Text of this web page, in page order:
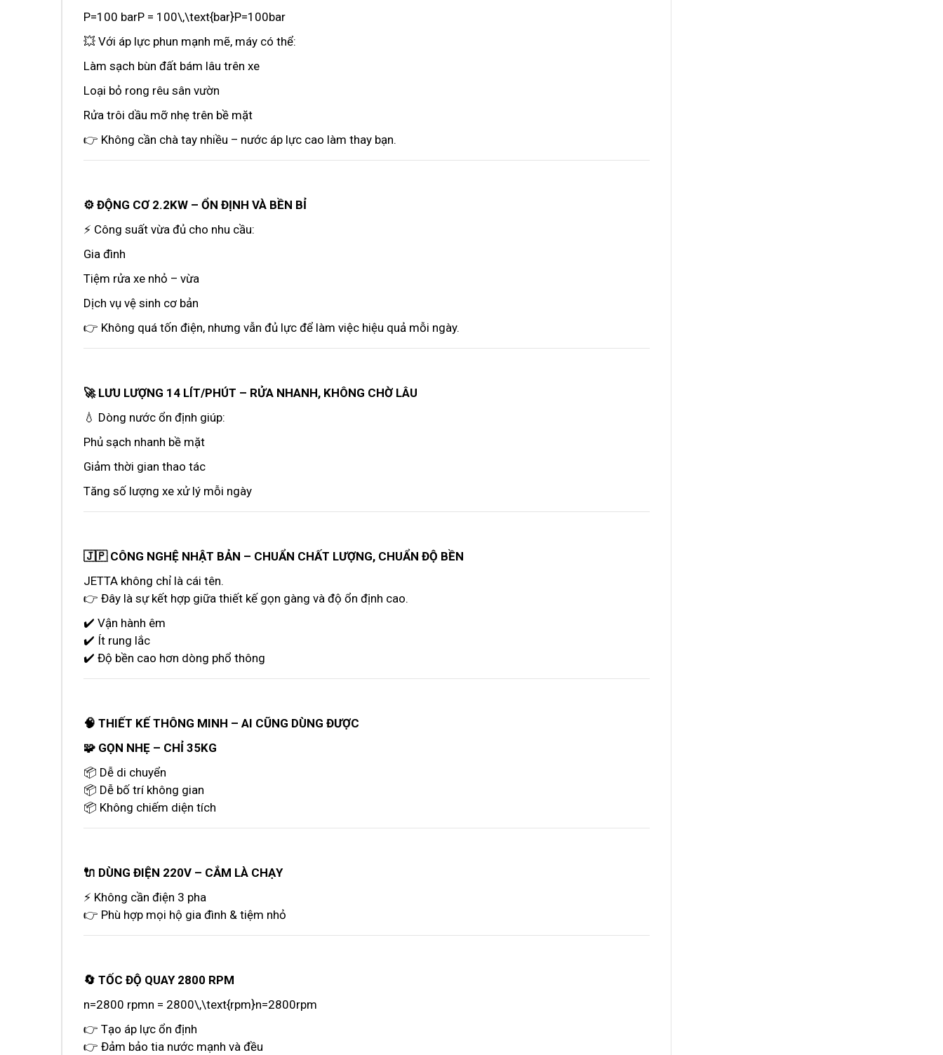
P=100 barP = 100\,\text{bar}P=100bar
💥 Với áp lực phun mạnh mẽ, máy có thể:
Làm sạch bùn đất bám lâu trên xe
Loại bỏ rong rêu sân vườn
Rửa trôi dầu mỡ nhẹ trên bề mặt
👉 Không cần chà tay nhiều – nước áp lực cao làm thay bạn.
⚙️ ĐỘNG CƠ 2.2KW – ỔN ĐỊNH VÀ BỀN BỈ
⚡ Công suất vừa đủ cho nhu cầu:
Gia đình
Tiệm rửa xe nhỏ – vừa
Dịch vụ vệ sinh cơ bản
👉 Không quá tốn điện, nhưng vẫn đủ lực để làm việc hiệu quả mỗi ngày.
🚀 LƯU LƯỢNG 14 LÍT/PHÚT – RỬA NHANH, KHÔNG CHỜ LÂU
💧 Dòng nước ổn định giúp:
Phủ sạch nhanh bề mặt
Giảm thời gian thao tác
Tăng số lượng xe xử lý mỗi ngày
🇯🇵 CÔNG NGHỆ NHẬT BẢN – CHUẨN CHẤT LƯỢNG, CHUẨN ĐỘ BỀN
JETTA không chỉ là cái tên.
👉 Đây là sự kết hợp giữa thiết kế gọn gàng và độ ổn định cao.
✔️ Vận hành êm
✔️ Ít rung lắc
✔️ Độ bền cao hơn dòng phổ thông
🧠 THIẾT KẾ THÔNG MINH – AI CŨNG DÙNG ĐƯỢC
🧩 GỌN NHẸ – CHỈ 35KG
📦 Dễ di chuyển
📦 Dễ bố trí không gian
📦 Không chiếm diện tích
🔌 DÙNG ĐIỆN 220V – CẮM LÀ CHẠY
⚡ Không cần điện 3 pha
👉 Phù hợp mọi hộ gia đình & tiệm nhỏ
🔄 TỐC ĐỘ QUAY 2800 RPM
n=2800 rpmn = 2800\,\text{rpm}n=2800rpm
👉 Tạo áp lực ổn định
👉 Đảm bảo tia nước mạnh và đều